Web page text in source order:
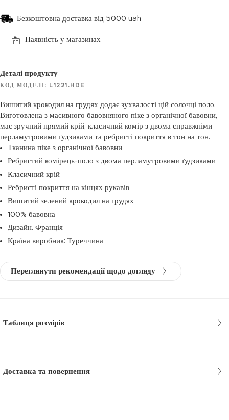
Безкоштовна доставка від 5000 uah
Наявність у магазинах
Деталі продукту
КОД МОДЕЛІ: L1221.HDE
Вишитий крокодил на грудях додає зухвалості цій солочці поло.
Виготовлена з масивного бавовняного піке з органічної бавовни,
має зручний прямий крій, класичний комір з двома справжніми
перламутровими ґудзиками та ребристі покриття в тон на тон.
Тканина піке з органічної бавовни
Ребристий комірець-поло з двома перламутровими ґудзиками
Класичний крій
Ребристі покриття на кінцях рукавів
Вишитий зелений крокодил на грудях
100% бавовна
Дизайн: Франція
Країна виробник: Туреччина
Переглянути рекомендації щодо догляду
Таблиця розмірів
Доставка та повернення